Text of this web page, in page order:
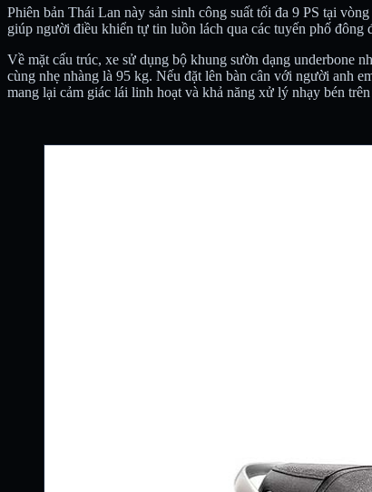
Phiên bản Thái Lan này sản sinh công suất tối đa 9 PS tại
giúp người điều khiển tự tin luồn lách qua các tuyến phố đông
Về mặt cấu trúc, xe sử dụng bộ khung sườn dạng underbone
cùng nhẹ nhàng là 95 kg. Nếu đặt lên bàn cân với người anh
mang lại cảm giác lái linh hoạt và khả năng xử lý nhạy bén